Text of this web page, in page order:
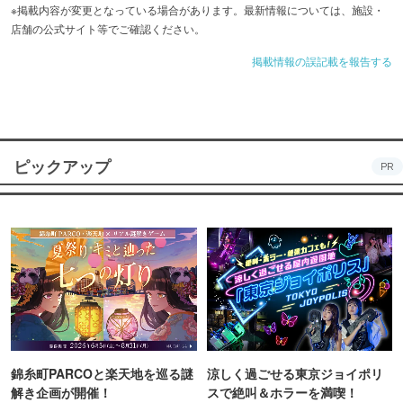
※掲載内容が変更となっている場合があります。最新情報については、施設・
店舗の公式サイト等でご確認ください。
掲載情報の誤記載を報告する
ピックアップ PR
錦糸町PARCOと楽天地を巡る謎
解き企画が開催！
涼しく過ごせる東京ジョイポリ
スで絶叫＆ホラーを満喫！